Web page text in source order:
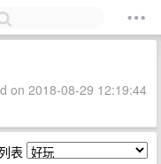
on 2018-08-29 12:19:44
表